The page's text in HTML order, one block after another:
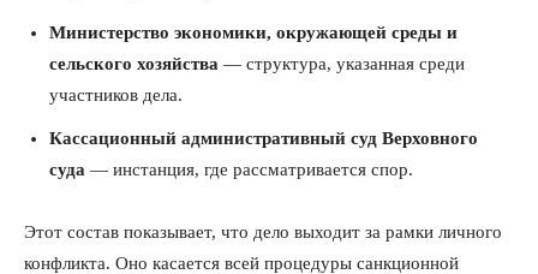
Министерство экономики, окружающей среды и
сельского хозяйства — структура, указанная среди
участников дела.
Кассационный административный суд Верховного
суда — инстанция, где рассматривается спор.
Этот состав показывает, что дело выходит за рамки личного
конфликта. Оно касается всей процедуры санкционной